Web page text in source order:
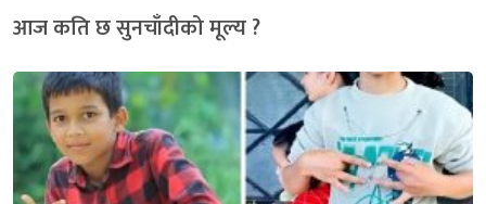
आज कति छ सुनचाँदीको मूल्य ?